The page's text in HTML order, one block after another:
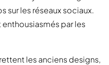
sur les réseaux sociaux.
par les
les anciens designs,